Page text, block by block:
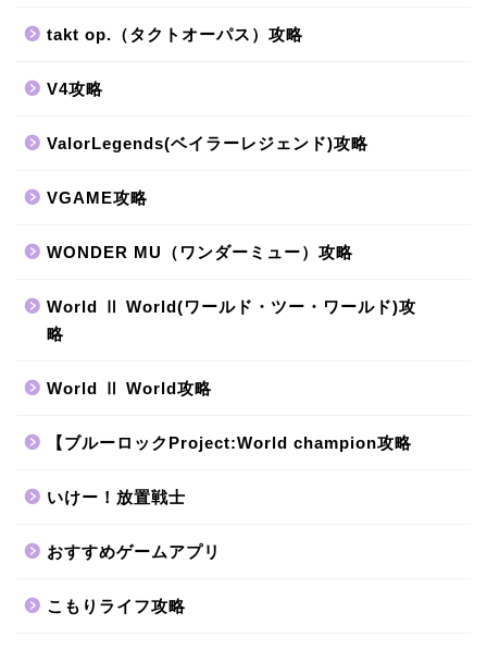
takt op.（タクトオーパス）攻略
V4攻略
ValorLegends(ベイラーレジェンド)攻略
VGAME攻略
WONDER MU（ワンダーミュー）攻略
World Ⅱ World(ワールド・ツー・ワールド)攻
略
World Ⅱ World攻略
【ブルーロックProject:World champion攻略
いけー！放置戦士
おすすめゲームアプリ
こもりライフ攻略